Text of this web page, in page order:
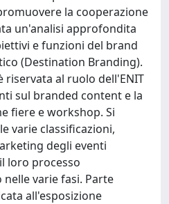
la cooperazione
un'analisi approfondita
e funzioni del brand
(Destination Branding).
riservata al ruolo dell'ENIT
sul branded content e la
fiere e workshop. Si
varie classificazioni,
degli eventi
loro processo
varie fasi. Parte
all'esposizione